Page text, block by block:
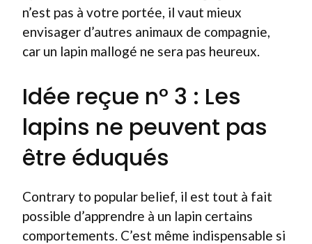
n’est pas à votre portée, il vaut mieux
envisager d’autres animaux de compagnie,
car un lapin mallogé ne sera pas heureux.
Idée reçue n° 3 : Les
lapins ne peuvent pas
être éduqués
Contrary to popular belief, il est tout à fait
possible d’apprendre à un lapin certains
comportements. C’est même indispensable si